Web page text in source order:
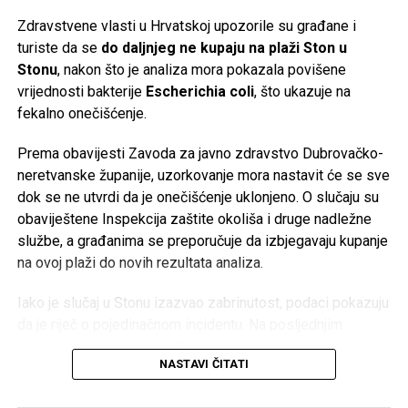
plan je izdvajanje poslovanja s baterijama za domaćinstvo i
formiranje nove vlasničke strukture za taj segment.
Više od stoljeća tradicije
Korijeni Varte sežu u
nastao je od njemačkog izrazaVertrieb, Aufladung,
Reparatur transportabler Akkumulatoren(prodaja, punjenje
i popravka prenosnih akumulatora). Njene baterije koristio
je čak i poznati istraživačFridtjof Nansentokom polarnih
ekspedicija.
Međutim, historija kompanije ima i tamnu stranu. Početkom
20. stoljeća tadašnji proizvođač AFA preuzima industrijalac
kompanija je koristila prisilni rad logoraša i ratnih
zarobljenika u fabrikama akumulatora širom okupirane
Zdravstvene vlasti u Hrvatskoj upozorile su građane i
turiste da se do daljnjeg ne kupaju na plaži Ston u
Stonu, nakon što je analiza mora pokazala povišene
vrijednosti bakterije Escherichia coli, što ukazuje na
fekalno onečišćenje.
Prema obavijesti Zavoda za javno zdravstvo Dubrovačko-
neretvanske županije, uzorkovanje mora nastavit će se sve
dok se ne utvrdi da je onečišćenje uklonjeno. O slučaju su
obaviještene Inspekcija zaštite okoliša i druge nadležne
službe, a građanima se preporučuje da izbjegavaju kupanje
na ovoj plaži do novih rezultata analiza.
Iako je slučaj u Stonu izazvao zabrinutost, podaci pokazuju
redovnim mjerenjima kvaliteta mora na području
Dubrovačko-neretvanske županije bila je vrlo dobra – od
NASTAVI ČITATI